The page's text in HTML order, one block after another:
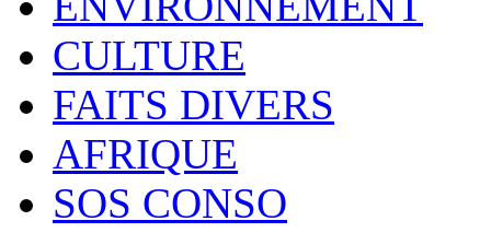
CULTURE
FAITS DIVERS
AFRIQUE
SOS CONSO